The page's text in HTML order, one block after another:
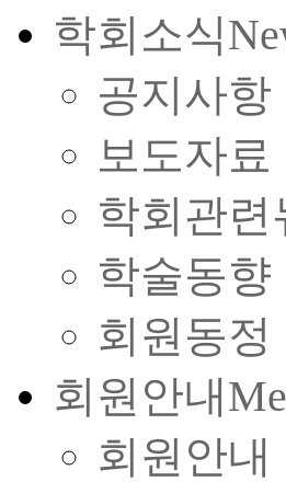
학회소식
공지사항
보도자료
학회관련
학술동향
회원동정
회원안내
회원안내